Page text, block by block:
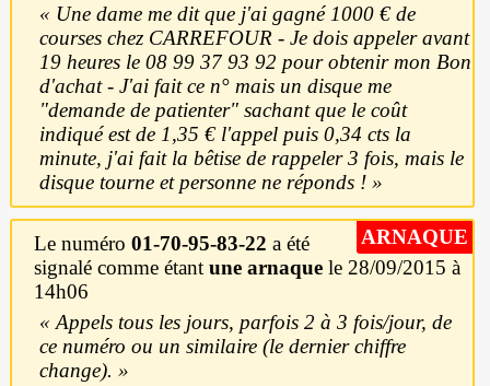
Une dame me dit que j'ai gagné 1000 € de
courses chez CARREFOUR - Je dois appeler avant
19 heures le 08 99 37 93 92 pour obtenir mon Bon
d'achat - J'ai fait ce n° mais un disque me
"demande de patienter" sachant que le coût
indiqué est de 1,35 € l'appel puis 0,34 cts la
minute, j'ai fait la bêtise de rappeler 3 fois, mais le
disque tourne et personne ne réponds !
ARNAQUE
Le numéro 01-70-95-83-22 a été
signalé comme étant une arnaquele 28/09/2015 à
14h06
Appels tous les jours, parfois 2 à 3 fois/jour, de
ce numéro ou un similaire (le dernier chiffre
change).